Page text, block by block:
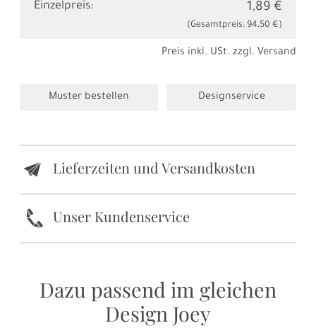
Einzelpreis: 1,89 €
(Gesamtpreis: 94,50 €)
Preis inkl. USt. zzgl. Versand
Muster bestellen Designservice
e Lieferzeiten und Versandkosten
k Unser Kundenservice
Dazu passend im gleichen
Design Joey